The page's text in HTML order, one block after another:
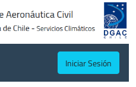
Iniciar Sesión